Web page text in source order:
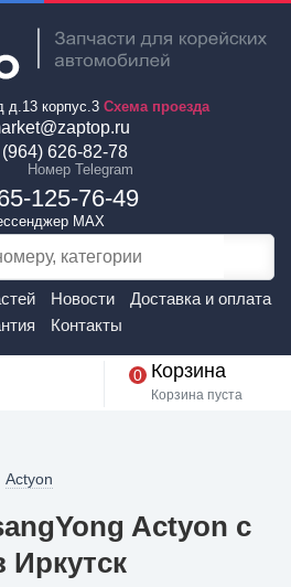
д.13 корпус.3 Схема проезда
626-82-78
Номер Telegram
125-76-49
MAX
Новости
Доставка и оплата
Контакты
0 Корзина
Корзина пуста
Actyon
Actyon с
Иркутск